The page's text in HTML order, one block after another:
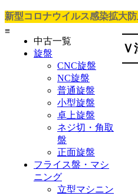
新型コロナウイルス感染拡大
≡
中古一覧
旋盤
CNC旋盤
NC旋盤
普通旋盤
小型旋盤
卓上旋盤
ネジ切・角取
盤
正面旋盤
フライス盤・マシ
ニング
立型マシニン